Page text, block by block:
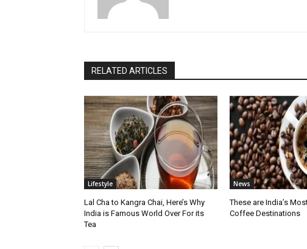
RELATED ARTICLES
Lifestyle
Lal Cha to Kangra Chai, Here’s Why
India is Famous World Over For its
Tea
News
These are India’s
Coffee Destinations